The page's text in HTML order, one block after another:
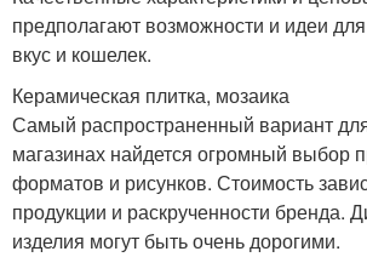
предполагают возможности и идеи
вкус и кошелек.
Керамическая плитка, мозаика
Самый распространенный вариант
магазинах найдется огромный выбор
форматов и рисунков. Стоимость
продукции и раскрученности бренда.
изделия могут быть очень дорогими.